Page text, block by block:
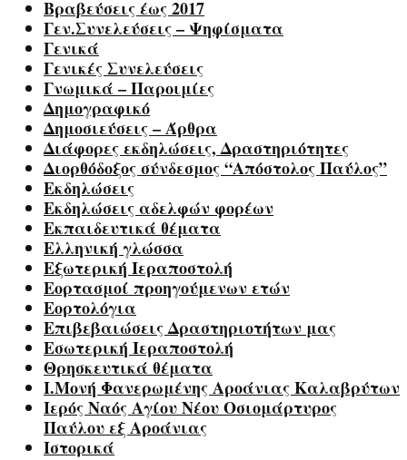
Βραβεύσεις έως 2017
Γεν.Συνελεύσεις – Ψηφίσματα
Γενικά
Γενικές Συνελεύσεις
Γνωμικά – Παροιμίες
Δημογραφικό
Δημοσιεύσεις – Άρθρα
Διάφορες εκδηλώσεις, Δραστηριότητες
Διορθόδοξος σύνδεσμος “Απόστολος Παύλος”
Εκδηλώσεις
Εκδηλώσεις αδελφών φορέων
Εκπαιδευτικά θέματα
Ελληνική γλώσσα
Εξωτερική Ιεραποστολή
Εορτασμοί προηγούμενων ετών
Εορτολόγια
Επιβεβαιώσεις Δραστηριοτήτων μας
Εσωτερική Ιεραποστολή
Θρησκευτικά θέματα
Ι.Μονή Φανερωμένης Αροάνιας Καλαβρύτων
Ιερός Ναός Αγίου Νέου Οσιομάρτυρος
Παύλου εξ Αροάνιας
Ιστορικά